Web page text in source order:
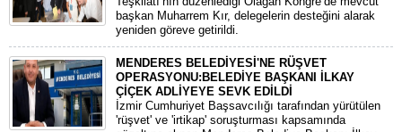
başkan Muharrem Kır, delegelerin desteğini alarak
yeniden göreve getirildi.
MENDERES BELEDİYESİ'NE RÜŞVET
OPERASYONU:BELEDİYE BAŞKANI İLKAY
ÇİÇEK ADLİYEYE SEVK EDİLDİ
​İzmir Cumhuriyet Başsavcılığı tarafından yürütülen
'rüşvet' ve 'irtikap' soruşturması kapsamında